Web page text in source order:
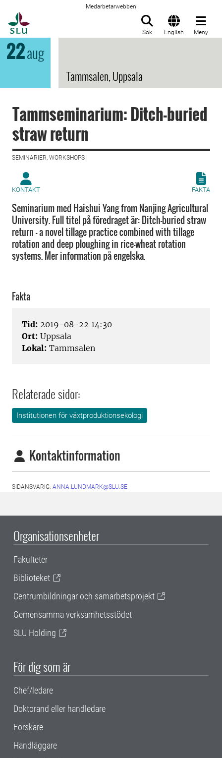
Medarbetarwebben
Sök English Meny
22aug
Tammsalen, Uppsala
Tammseminarium: Ditch-buried
straw return
SEMINARIER, WORKSHOPS |
KONTAKT FAKTA
Seminarium med Haishui Yang from Nanjing Agricultural
University. Full titel på föredraget är: Ditch-buried straw
return - a novel tillage practice combined with tillage
rotation and deep ploughing in rice-wheat rotation
systems. Mer information på engelska.
Fakta
Tid: 2019-08-22 14:30
Ort: Uppsala
Lokal: Tammsalen
Relaterade sidor:
Institutionen för växtproduktionsekologi
Kontaktinformation
SIDANSVARIG: ANNA.LUNDMARK@SLU.SE
Organisationsenheter
Fakulteter
Biblioteket
Centrumbildningar och samarbetsprojekt
Gemensamma verksamhetsstödet
SLU Holding
För dig som är
Chef/ledare
Doktorand eller handledare
Forskare
Handläggare